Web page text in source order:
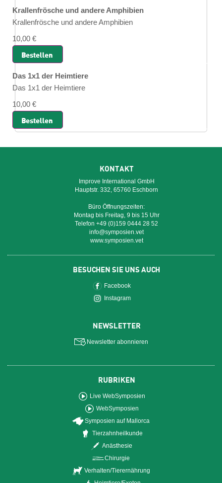
Krallenfrösche und andere Amphibien
Krallenfrösche und andere Amphibien
10,00 €
Bestellen
Das 1x1 der Heimtiere
Das 1x1 der Heimtiere
10,00 €
Bestellen
KONTAKT
Improve International GmbH
Hauptstr. 332, 65760 Eschborn
Büro Öffnungszeiten:
Montag bis Freitag, 9 bis 15 Uhr
Telefon +49 (0)159 0444 28 52
info@symposien.vet
www.symposien.vet
BESUCHEN SIE UNS AUCH
Facebook
Instagram
NEWSLETTER
Newsletter abonnieren
RUBRIKEN
Live WebSymposien
WebSymposien
Symposien auf Mallorca
Tierzahnheilkunde
Anästhesie
Chirurgie
Verhalten/Tierernährung